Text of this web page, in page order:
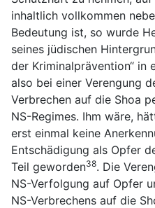
inhaltlich vollkommen
Bedeutung ist, so wurde
seines jüdischen
der Kriminalprävention“ in
also bei einer Verengung
Verbrechen auf die Shoa
NS-Regimes. Ihm wäre,
erst einmal keine
Entschädigung als Opfer
Teil geworden38. Die
NS-Verfolgung auf Opfer
NS-Verbrechens auf die